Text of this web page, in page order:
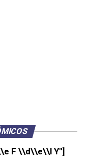
F \\d\\e\\l Y"]